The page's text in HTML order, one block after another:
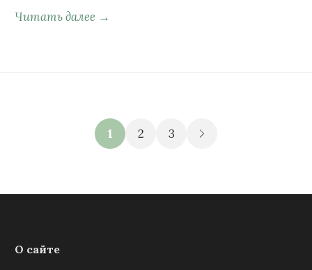
Читать далее →
1 2 3
О сайте